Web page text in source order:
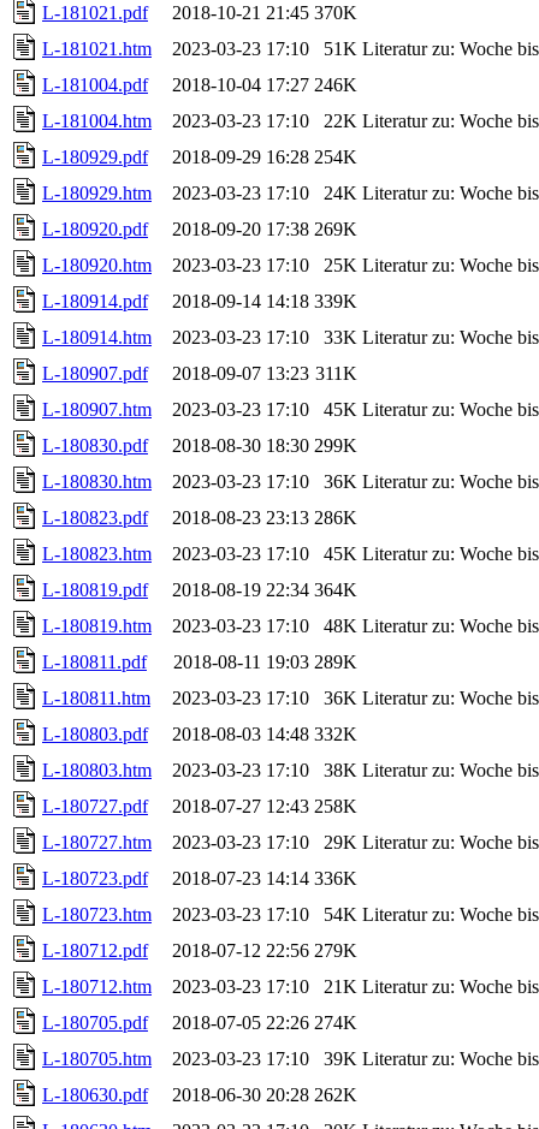
L-181021.pdf
2018-10-21 21:45 370K
L-181021.htm
2023-03-23 17:10 51K Literatur zu: Woche
L-181004.pdf
2018-10-04 17:27 246K
L-181004.htm
2023-03-23 17:10 22K Literatur zu: Woche
L-180929.pdf
2018-09-29 16:28 254K
L-180929.htm
2023-03-23 17:10 24K Literatur zu: Woche
L-180920.pdf
2018-09-20 17:38 269K
L-180920.htm
2023-03-23 17:10 25K Literatur zu: Woche
L-180914.pdf
2018-09-14 14:18 339K
L-180914.htm
2023-03-23 17:10 33K Literatur zu: Woche
L-180907.pdf
2018-09-07 13:23 311K
L-180907.htm
2023-03-23 17:10 45K Literatur zu: Woche
L-180830.pdf
2018-08-30 18:30 299K
L-180830.htm
2023-03-23 17:10 36K Literatur zu: Woche
L-180823.pdf
2018-08-23 23:13 286K
L-180823.htm
2023-03-23 17:10 45K Literatur zu: Woche
L-180819.pdf
2018-08-19 22:34 364K
L-180819.htm
2023-03-23 17:10 48K Literatur zu: Woche
L-180811.pdf
2018-08-11 19:03 289K
L-180811.htm
2023-03-23 17:10 36K Literatur zu: Woche
L-180803.pdf
2018-08-03 14:48 332K
L-180803.htm
2023-03-23 17:10 38K Literatur zu: Woche
L-180727.pdf
2018-07-27 12:43 258K
L-180727.htm
2023-03-23 17:10 29K Literatur zu: Woche
L-180723.pdf
2018-07-23 14:14 336K
L-180723.htm
2023-03-23 17:10 54K Literatur zu: Woche
L-180712.pdf
2018-07-12 22:56 279K
L-180712.htm
2023-03-23 17:10 21K Literatur zu: Woche
L-180705.pdf
2018-07-05 22:26 274K
L-180705.htm
2023-03-23 17:10 39K Literatur zu: Woche
L-180630.pdf
2018-06-30 20:28 262K